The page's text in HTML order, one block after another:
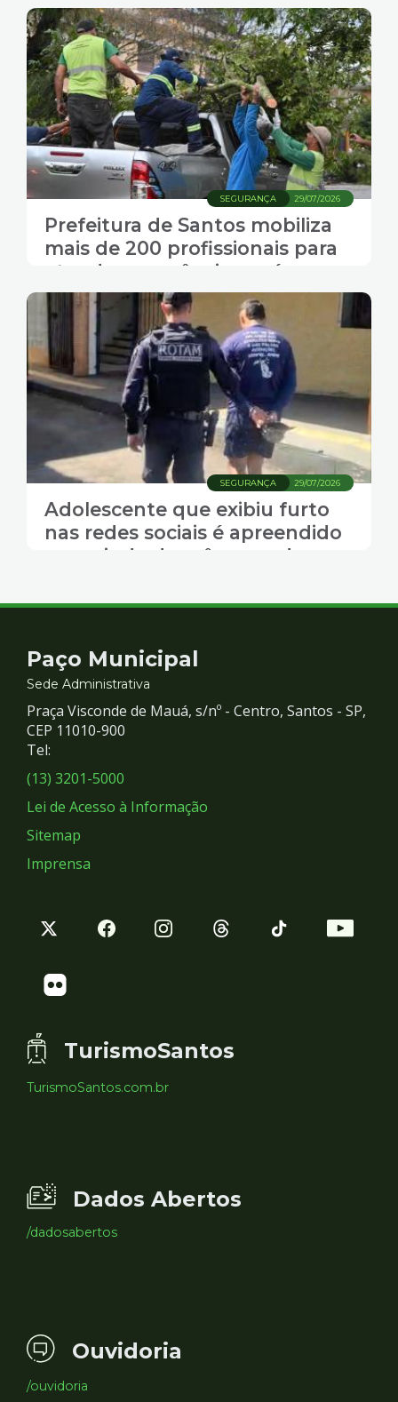
29/07/2026
SEGURANÇA
Prefeitura de Santos mobiliza
mais de 200 profissionais para
atender ocorrências após
ventania de 111,8 km/h
29/07/2026
SEGURANÇA
Adolescente que exibiu furto
nas redes sociais é apreendido
com ajuda das câmeras de
Contato
e
Redes
Sociais
Paço Municipal
Sede Administrativa
Praça Visconde de Mauá, s/nº - Centro, Santos - SP,
CEP 11010-900
Tel:
(13) 3201-5000
Lei de Acesso à Informação
Sitemap
Imprensa
TurismoSantos
TurismoSantos.com.br
Dados Abertos
/dadosabertos
Ouvidoria
/ouvidoria